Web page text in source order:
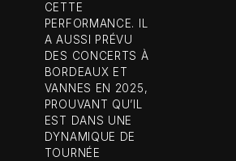
CETTE
PERFORMANCE. IL
A AUSSI PRÉVU
DES CONCERTS À
BORDEAUX ET
VANNES EN 2025,
PROUVANT QU’IL
EST DANS UNE
DYNAMIQUE DE
TOURNÉE